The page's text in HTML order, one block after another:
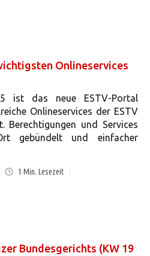
Onlineservices
ist das neue ESTV-Portal
Onlineservices der ESTV
Berechtigungen und Services
gebündelt und einfacher
1 Min. Lesezeit
Bundesgerichts (KW 19